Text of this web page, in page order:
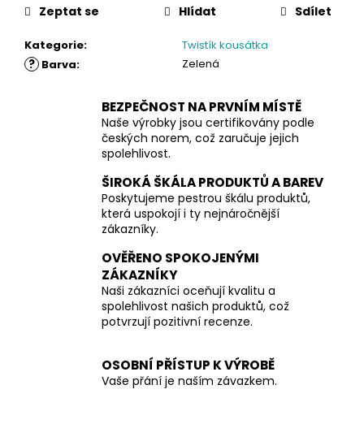
Kategorie: Twistík kousátka
? Barva: Zelená
Zeptat se Hlídat Sdílet
BEZPEČNOST NA PRVNÍM MÍSTĚ
Naše výrobky jsou certifikovány podle
českých norem, což zaručuje jejich
spolehlivost.
ŠIROKÁ ŠKÁLA PRODUKTŮ A BAREV
Poskytujeme pestrou škálu produktů,
která uspokojí i ty nejnáročnější
zákazníky.
OVĚŘENO SPOKOJENÝMI
ZÁKAZNÍKY
Naši zákazníci oceňují kvalitu a
spolehlivost našich produktů, což
potvrzují pozitivní recenze.
OSOBNÍ PŘÍSTUP K VÝROBĚ
Vaše přání je naším závazkem.